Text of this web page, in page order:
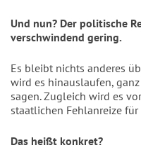
Und nun? Der politische
verschwindend gering.
Es bleibt nichts anderes
wird es hinauslaufen,
sagen. Zugleich wird es
staatlichen Fehlanreize
Das heißt konkret?